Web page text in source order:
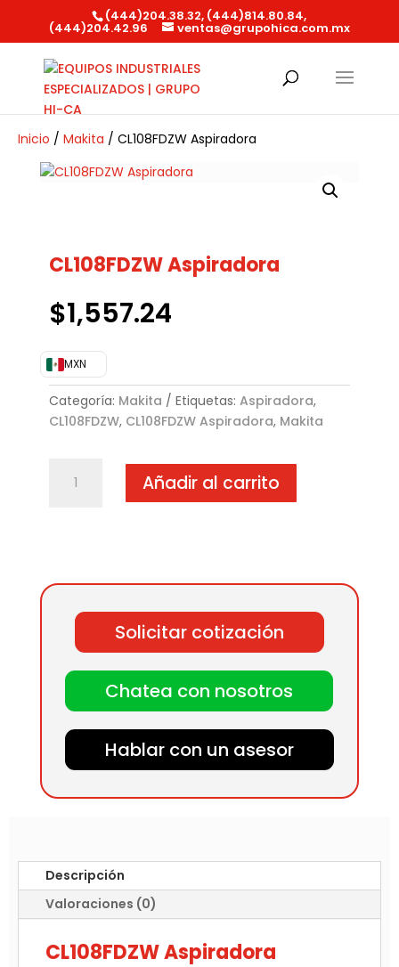
(444)204.38.32, (444)814.80.84,
(444)204.42.96 ventas@grupohica.com.mx
Inicio / Makita / CL108FDZW Aspiradora
CL108FDZW Aspiradora
$1,557.24
MXN
Categoría: Makita Etiquetas: Aspiradora,
CL108FDZW, CL108FDZW Aspiradora, Makita
Aspiradora
Añadir al carrito
Solicitar cotización
Chatea con nosotros
Hablar con un asesor
Descripción
Valoraciones (0)
CL108FDZW Aspiradora